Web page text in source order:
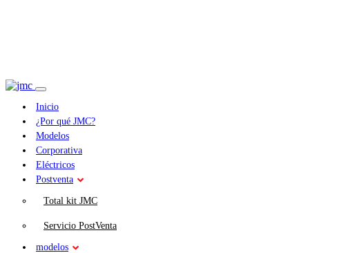
Inicio
¿Por qué JMC?
Modelos
Corporativa
Eléctricos
Postventa
Total kit JMC
Servicio PostVenta
modelos